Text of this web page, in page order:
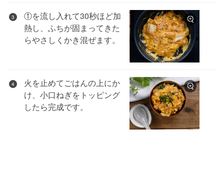
3
①を流し入れて30秒ほど加
熱し、ふちが固まってきた
らやさしくかき混ぜます。
4
火を止めてごはんの上にか
け、小口ねぎをトッピング
したら完成です。